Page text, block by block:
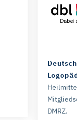
DMRZ.